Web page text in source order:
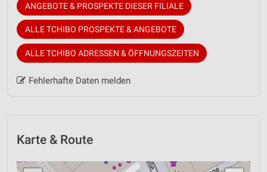
ANGEBOTE & PROSPEKTE DIESER FILIALE
ALLE TCHIBO PROSPEKTE & ANGEBOTE
ALLE TCHIBO ADRESSEN & ÖFFNUNGSZEITEN
Fehlerhafte Daten melden
Karte & Route